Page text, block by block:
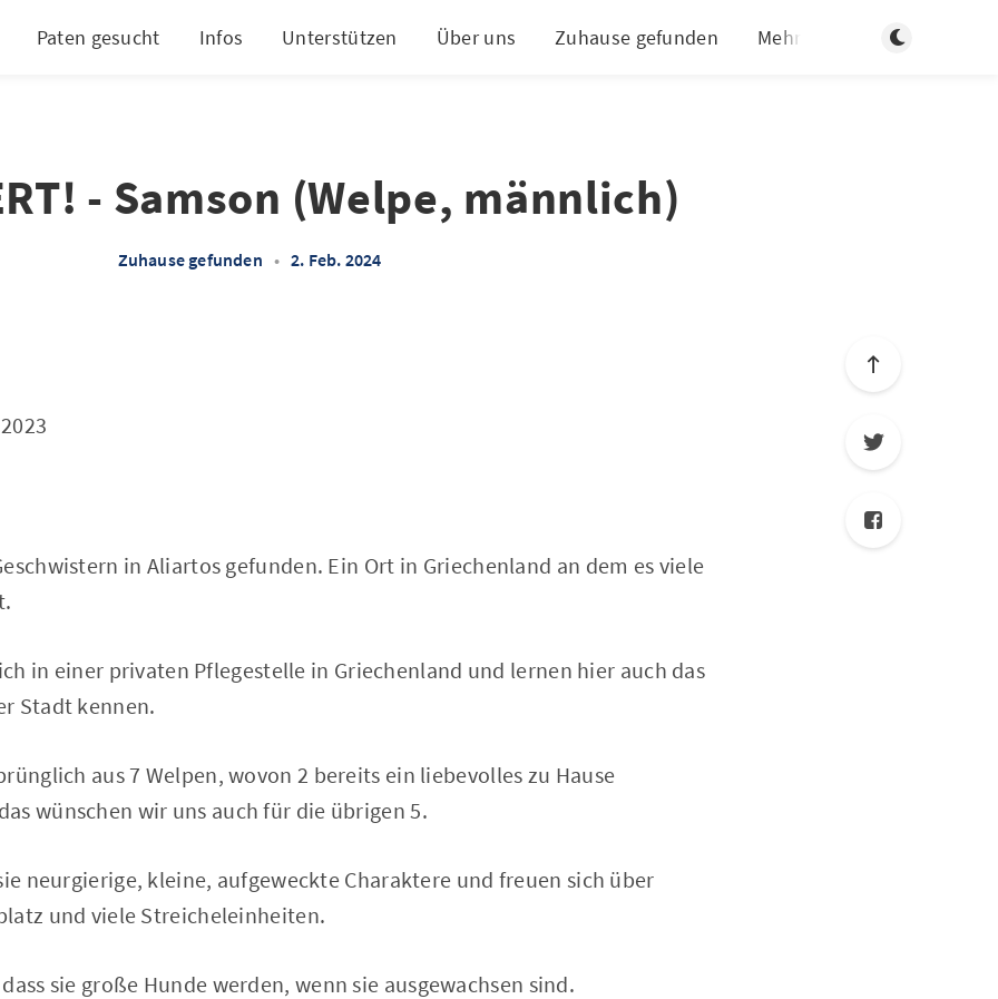
Paten gesucht Infos Unterstützen Über uns Zuhause gefunden Mehr Dunklen
- Samson (Welpe, männlich)
Zuhause gefunden • 2. Feb. 2024
in Aliartos gefunden. Ein Ort in Griechenland an dem es viele
in einer privaten Pflegestelle in Griechenland und lernen hier auch das
Stadt kennen.
aus 7 Welpen, wovon 2 bereits ein liebevolles zu Hause
wünschen wir uns auch für die übrigen 5.
neurgierige, kleine, aufgeweckte Charaktere und freuen sich über
und viele Streicheleinheiten.
sie große Hunde werden, wenn sie ausgewachsen sind.